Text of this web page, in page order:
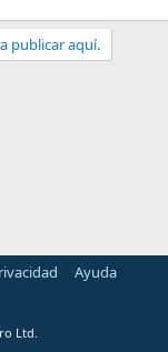
publicar aquí.
Ayuda
Ltd.